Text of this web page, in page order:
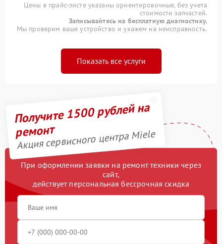
Цены в прайс-листе указаны ориентировочные, без учета
стоимости запчастей.
Записывайтесь на бесплатную диагностику.
Мы проверим ваше устройство и укажем на неисправность.
Показать все услуги
Получите 1500 рублей на
ремонт
Акция сервисного центра Miele
При оформлении заявки на ремонт техники через
сайт,
действует персональная бессрочная скидка